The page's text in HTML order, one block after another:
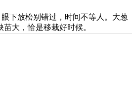
放松别错过，时间不等人。大葱
大，恰是移栽好时候。